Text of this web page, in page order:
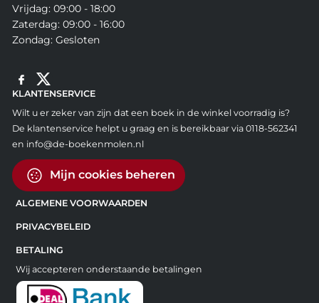
Vrijdag: 09:00 - 18:00
Zaterdag: 09:00 - 16:00
Zondag: Gesloten
KLANTENSERVICE
Wilt u er zeker van zijn dat een boek in de winkel voorradig is?
De klantenservice helpt u graag en is bereikbaar via 0118-562341
en info@de-boekenmolen.nl
Mijn cookies beheren
ALGEMENE VOORWAARDEN
PRIVACYBELEID
BETALING
Wij accepteren onderstaande betalingen